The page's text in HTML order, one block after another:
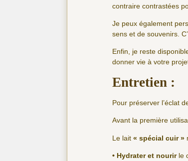
contraire contrastées
Je peux également
sens et de souvenirs.
Enfin, je reste
donner vie à votre
Entretien :
Pour préserver l’éclat
Avant la première
Le lait« spécial cuir »
• Hydrater et nourir le